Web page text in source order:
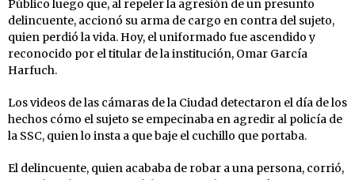
Público luego que, al repeler la agresión de un presunto
delincuente, accionó su arma de cargo en contra del sujeto,
quien perdió la vida. Hoy, el uniformado fue ascendido y
reconocido por el titular de la institución, Omar García
Harfuch.
Los videos de las cámaras de la Ciudad detectaron el día de los
hechos cómo el sujeto se empecinaba en agredir al policía de
la SSC, quien lo insta a que baje el cuchillo que portaba.
El delincuente, quien acababa de robar a una persona, corrió,